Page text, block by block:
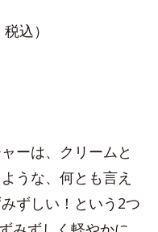
込）
ーは、クリームと
うな、何とも言え
ずしい！という2つ